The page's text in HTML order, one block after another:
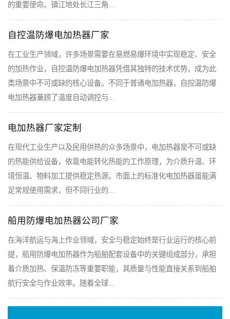
的重要使命。镇江地处长江三角…
自控温防爆电加热器厂家
在工业生产领域，许多场景需要在易燃易爆环境中实现稳定、安全
的加热作业，自控温防爆电加热器凭借其独特的技术优势，成为此
类场景中不可或缺的核心设备。不同于普通电加热器，自控温防爆
电加热器兼顾了温度自动调控与…
电加热器厂家定制
在现代工业生产以及民用供热的众多场景中，电加热器是不可或缺
的热能供给设备，依靠电能转化热能的工作原理，为介质升温、环
境恒温、物料加工提供稳定热源。市面上的标准化电加热器虽能满
足常规使用需求，但不同行业的…
船用防爆电加热器公司厂家
在海洋航运与海上作业领域，安全与稳定始终是行业运行的核心前
提，船用防爆电加热器作为船舶配套设备中的关键组成部分，承担
着介质加热、保温防冻等重要职能，其质量与性能直接关系到船舶
航行安全与作业效率。随着全球…